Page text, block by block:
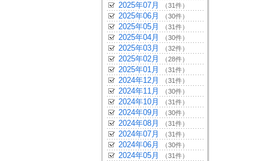
2025年07月 （31件）
2025年06月 （30件）
2025年05月 （31件）
2025年04月 （30件）
2025年03月 （32件）
2025年02月 （28件）
2025年01月 （31件）
2024年12月 （31件）
2024年11月 （30件）
2024年10月 （31件）
2024年09月 （30件）
2024年08月 （31件）
2024年07月 （31件）
2024年06月 （30件）
2024年05月 （31件）